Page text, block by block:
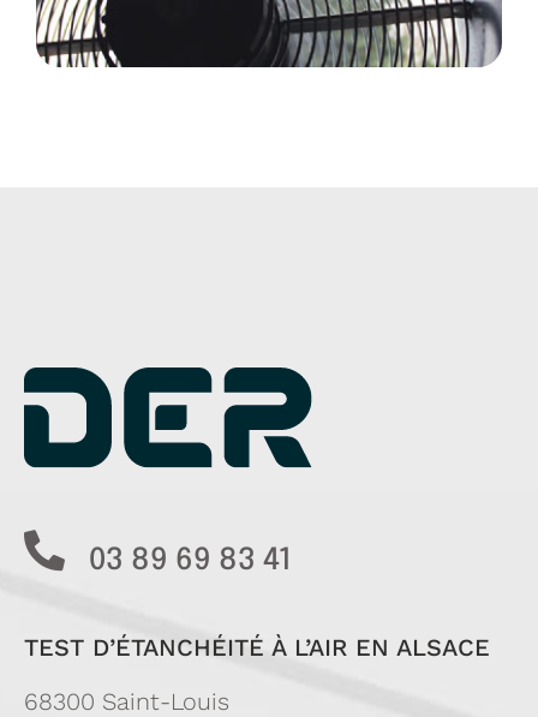
03 89 69 83 41
TEST D’ÉTANCHÉITÉ À L’AIR EN ALSACE
68300 Saint-Louis